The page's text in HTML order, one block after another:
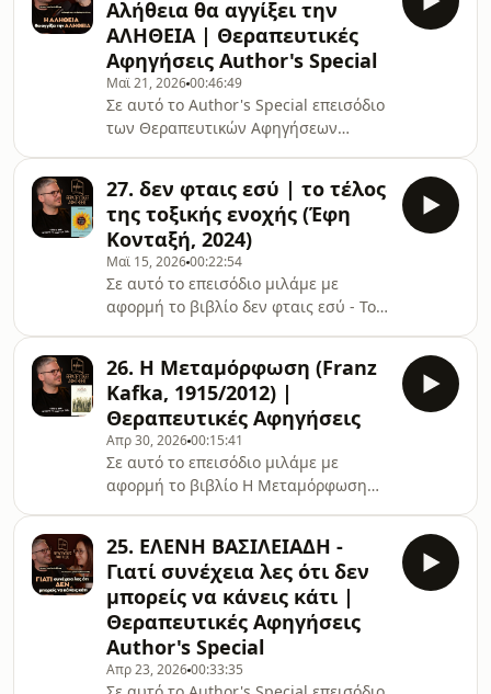
Βασίλη τον βρίσκεις πατώντας
εδώ.Χρήσιμα Links: ⁠⁠⁠⁠⁠⁠⁠⁠⁠⁠⁠⁠⁠⁠⁠Δωρεάν
ebook⁠⁠⁠⁠⁠⁠⁠⁠⁠⁠⁠⁠⁠⁠⁠⁠⁠⁠⁠⁠⁠⁠⁠⁠⁠⁠⁠⁠⁠⁠Instagram⁠⁠⁠⁠⁠⁠⁠⁠⁠⁠⁠⁠⁠⁠⁠⁠⁠⁠⁠⁠⁠⁠⁠⁠⁠⁠⁠⁠⁠Youtube⁠⁠⁠⁠⁠⁠⁠⁠⁠⁠⁠⁠⁠⁠⁠⁠⁠⁠⁠⁠⁠⁠⁠Μπλουζάκι
ΕΣΩΨΥΧΑ TheGreenPostIt⁠⁠⁠⁠⁠⁠⁠⁠⁠O Άγγελος
Λεβέν
Αλήθεια θα αγγίξει την
ΑΛΗΘΕΙΑ | Θεραπευτικές
Αφηγήσεις Author's Special
Μαϊ 21, 202600:46:49
Σε αυτό το Author's Special επεισόδιο
των Θεραπευτικών Αφηγήσεων
πιο πρόσφατα βιβλία του να
κυκλοφορούν από τις Εκδόσεις
Ψυχογιός.Χρήσιμα Links: Instagram
Ανδρέα Κονάνου⁠⁠⁠⁠⁠⁠⁠⁠⁠⁠⁠⁠⁠Instagram Άγγελου
Λεβέντη⁠⁠⁠⁠⁠⁠⁠⁠⁠⁠⁠⁠⁠⁠⁠⁠⁠⁠⁠⁠⁠⁠⁠⁠⁠Youtube⁠⁠⁠⁠⁠⁠⁠⁠⁠ Άγγελου Λεβέντη⁠⁠⁠
⁠⁠⁠⁠⁠⁠⁠Μπλουζάκι ΕΣΩΨΥΧΑ
TheGreenPostIt⁠⁠⁠⁠⁠⁠⁠⁠⁠⁠⁠⁠⁠⁠⁠⁠⁠⁠⁠⁠⁠Δωρεάν ebook⁠
27. δεν φταις εσύ | το τέλος
της τοξικής ενοχής (Έφη
Κονταξή, 2024)
Μαϊ 15, 202600:22:54
Σε αυτό το επεισόδιο μιλάμε με
αφορμή το βιβλίο δεν φταις εσύ - Το
Εκδόσεις Keybooks.⁠⁠⁠Χρήσιμα Links:
⁠⁠⁠⁠⁠⁠⁠⁠⁠⁠⁠⁠⁠⁠Δωρεάν
ebook⁠⁠⁠⁠⁠⁠⁠⁠⁠⁠⁠⁠⁠⁠⁠⁠⁠⁠⁠⁠⁠⁠⁠⁠⁠⁠⁠⁠Instagram⁠⁠⁠⁠⁠⁠⁠⁠⁠⁠⁠⁠⁠⁠⁠⁠⁠⁠⁠⁠⁠⁠⁠⁠⁠⁠⁠Youtube⁠⁠⁠⁠⁠⁠⁠⁠⁠⁠⁠⁠⁠⁠⁠⁠⁠⁠⁠⁠⁠Μπλουζάκι
ΕΣΩΨΥΧΑ TheGreenPostIt⁠⁠⁠⁠⁠⁠⁠⁠O Άγγελος
Λεβέντης είναι Κλινικός Κοινωνικός
Λειτουργός &amp; Ψυχοδραματ
26. Η Μεταμόρφωση (Franz
Kafka, 1915/2012) |
Θεραπευτικές Αφηγήσεις
Απρ 30, 202600:15:41
Σε αυτό το επεισόδιο μιλάμε με
αφορμή το βιβλίο Η Μεταμόρφωση
ΡΟΕΣ.⁠⁠⁠Χρήσιμα Links: ⁠⁠⁠⁠⁠⁠⁠⁠⁠⁠⁠⁠⁠Δωρεάν
ebook⁠⁠⁠⁠⁠⁠⁠⁠⁠⁠⁠⁠⁠⁠⁠⁠⁠⁠⁠⁠⁠⁠⁠⁠⁠⁠Instagram⁠⁠⁠⁠⁠⁠⁠⁠⁠⁠⁠⁠⁠⁠⁠⁠⁠⁠⁠⁠⁠⁠⁠⁠⁠Youtube⁠⁠⁠⁠⁠⁠⁠⁠⁠⁠⁠⁠⁠⁠⁠⁠⁠⁠⁠Μπλουζάκι
ΕΣΩΨΥΧΑ TheGreenPostIt⁠⁠⁠⁠⁠⁠⁠O Άγγελος
Λεβέντης είναι Κλινικός Κοινωνικός
Λειτουργός &amp; Ψυχοδραματιστής
- Ψυχοθεραπευτής με ει
25. ΕΛΕΝΗ ΒΑΣΙΛΕΙΑΔΗ -
Γιατί συνέχεια λες ότι δεν
μπορείς να κάνεις κάτι |
Θεραπευτικές Αφηγήσεις
Author's Special
Απρ 23, 202600:33:35